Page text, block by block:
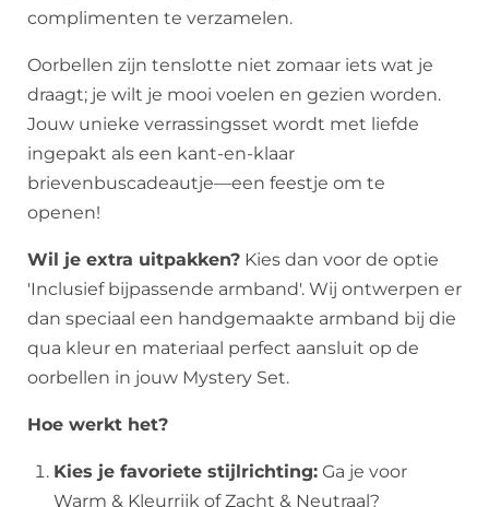
complimenten te verzamelen.
Oorbellen zijn tenslotte niet zomaar iets wat je
draagt; je wilt je mooi voelen en gezien worden.
Jouw unieke verrassingsset wordt met liefde
ingepakt als een kant-en-klaar
brievenbuscadeautje—een feestje om te
openen!
Wil je extra uitpakken? Kies dan voor de optie
'Inclusief bijpassende armband'. Wij ontwerpen er
dan speciaal een handgemaakte armband bij die
qua kleur en materiaal perfect aansluit op de
oorbellen in jouw Mystery Set.
Hoe werkt het?
Kies je favoriete stijlrichting: Ga je voor
Warm & Kleurrijk of Zacht & Neutraal?